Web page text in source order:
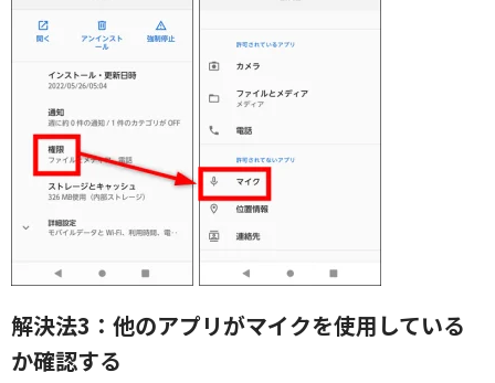
解決法3：他のアプリがマイクを使用している
か確認する